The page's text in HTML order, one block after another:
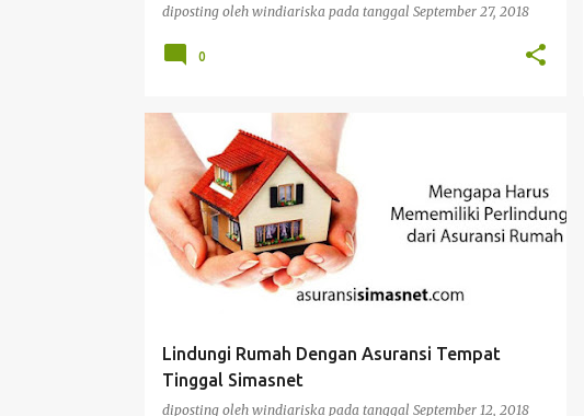
diposting oleh windiariska pada tanggal September 27, 2018
0
Lindungi Rumah Dengan Asuransi Tempat
Tinggal Simasnet
diposting oleh windiariska pada tanggal September 12, 2018
ASURANSI